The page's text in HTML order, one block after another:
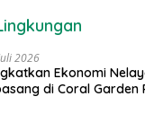
2026
Ekonomi
di Coral Garden